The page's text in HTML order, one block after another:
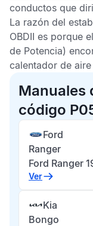
conductos que
La razón del
OBDII es porque el
de Potencia)
calentador de aire
Manuales
código
Ford
Ranger
Ford Ranger
Ver
Kia
Bongo